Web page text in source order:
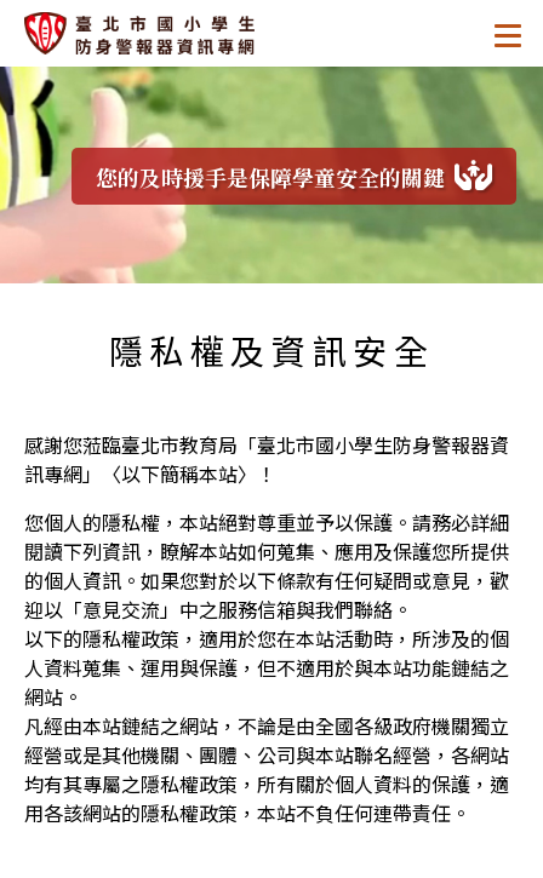
主
要
區
塊
臺
北
市
國
生
防
身
警
報
器
資
訊
..
您的及時援手是保障學童安全的關鍵
:::
隱私權及資訊安全
感謝您蒞臨臺北市教育局「臺北市國小學生防身警報器資
訊專網」〈以下簡稱本站〉！
您個人的隱私權，本站絕對尊重並予以保護。請務必詳細
閱讀下列資訊，瞭解本站如何蒐集、應用及保護您所提供
的個人資訊。如果您對於以下條款有任何疑問或意見，歡
迎以「意見交流」中之服務信箱與我們聯絡。
以下的隱私權政策，適用於您在本站活動時，所涉及的個
人資料蒐集、運用與保護，但不適用於與本站功能鏈結之
網站。
凡經由本站鏈結之網站，不論是由全國各級政府機關獨立
經營或是其他機關、團體、公司與本站聯名經營，各網站
均有其專屬之隱私權政策，所有關於個人資料的保護，適
用各該網站的隱私權政策，本站不負任何連帶責任。